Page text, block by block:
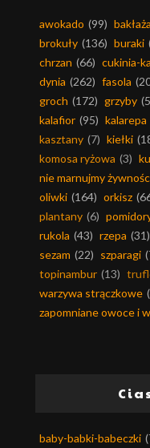
awokado (99)
brokuły (136) buraki
chrzan (66) cukinia-
dynia (262) fasola
groch (172) grzyby
kalafior (95) kalarepa
kasztany (7) kiełki
komosa ryżowa (3)
nie marnujmy
oliwki (164) orkisz
plantany (6)
rukola (43) rzepa (31)
sezam (22) szparagi
topinambur (13)
warzywa strączkowe
zapomniane owoce i
baby-babki-babeczki